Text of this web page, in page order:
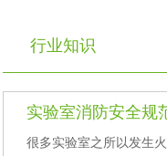
行业知识
实验室消防安全规
很多实验室之所以发生火